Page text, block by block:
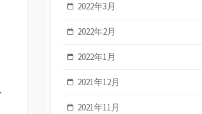
2022年3月
2022年2月
2022年1月
2021年12月
2021年11月